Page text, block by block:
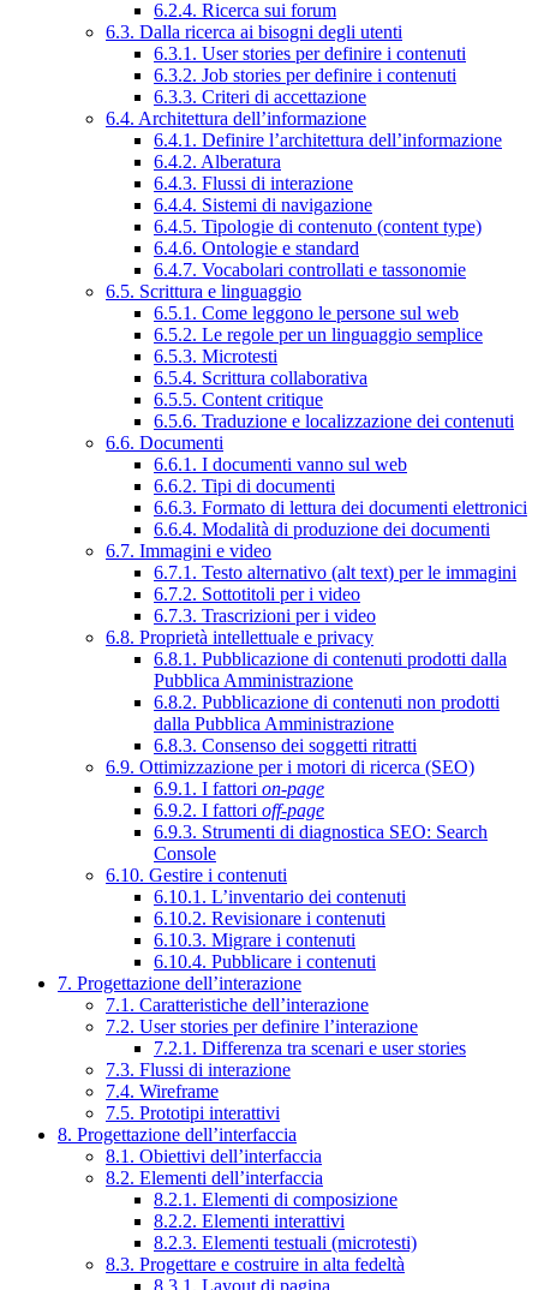
6.2.4. Ricerca sui forum
6.3. Dalla ricerca ai bisogni degli utenti
6.3.1. User stories per definire i contenuti
6.3.2. Job stories per definire i contenuti
6.3.3. Criteri di accettazione
6.4. Architettura dell’informazione
6.4.1. Definire l’architettura dell’informazione
6.4.2. Alberatura
6.4.3. Flussi di interazione
6.4.4. Sistemi di navigazione
6.4.5. Tipologie di contenuto (content type)
6.4.6. Ontologie e standard
6.4.7. Vocabolari controllati e tassonomie
6.5. Scrittura e linguaggio
6.5.1. Come leggono le persone sul web
6.5.2. Le regole per un linguaggio semplice
6.5.3. Microtesti
6.5.4. Scrittura collaborativa
6.5.5. Content critique
6.5.6. Traduzione e localizzazione dei contenuti
6.6. Documenti
6.6.1. I documenti vanno sul web
6.6.2. Tipi di documenti
6.6.3. Formato di lettura dei documenti elettronici
6.6.4. Modalità di produzione dei documenti
6.7. Immagini e video
6.7.1. Testo alternativo (alt text) per le immagini
6.7.2. Sottotitoli per i video
6.7.3. Trascrizioni per i video
6.8. Proprietà intellettuale e privacy
6.8.1. Pubblicazione di contenuti prodotti dalla
Pubblica Amministrazione
6.8.2. Pubblicazione di contenuti non prodotti
dalla Pubblica Amministrazione
6.8.3. Consenso dei soggetti ritratti
6.9. Ottimizzazione per i motori di ricerca (SEO)
6.9.1. I fattori on-page
6.9.2. I fattori off-page
6.9.3. Strumenti di diagnostica SEO: Search
Console
6.10. Gestire i contenuti
6.10.1. L’inventario dei contenuti
6.10.2. Revisionare i contenuti
6.10.3. Migrare i contenuti
6.10.4. Pubblicare i contenuti
7. Progettazione dell’interazione
7.1. Caratteristiche dell’interazione
7.2. User stories per definire l’interazione
7.2.1. Differenza tra scenari e user stories
7.3. Flussi di interazione
7.4. Wireframe
7.5. Prototipi interattivi
8. Progettazione dell’interfaccia
8.1. Obiettivi dell’interfaccia
8.2. Elementi dell’interfaccia
8.2.1. Elementi di composizione
8.2.2. Elementi interattivi
8.2.3. Elementi testuali (microtesti)
8.3. Progettare e costruire in alta fedeltà
8.3.1. Layout di pagina